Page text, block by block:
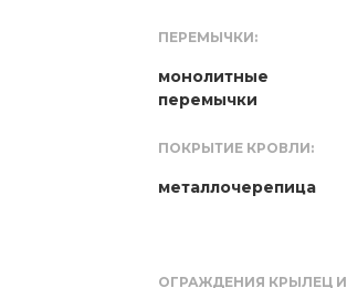
ПЕРЕМЫЧКИ:
монолитные
перемычки
ПОКРЫТИЕ КРОВЛИ:
металлочерепица
ОГРАЖДЕНИЯ КРЫЛЕЦ И